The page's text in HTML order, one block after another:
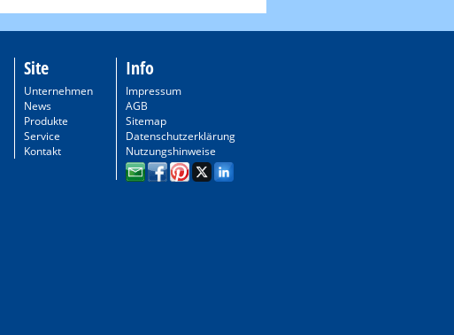
Site
Unternehmen
News
Produkte
Service
Kontakt
Info
Impressum
AGB
Sitemap
Datenschutzerklärung
Nutzungshinweise